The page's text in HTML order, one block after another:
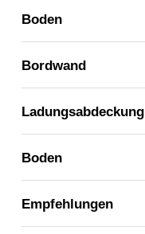
Boden
Bordwand
Ladungsabdeckung
Boden
Empfehlungen